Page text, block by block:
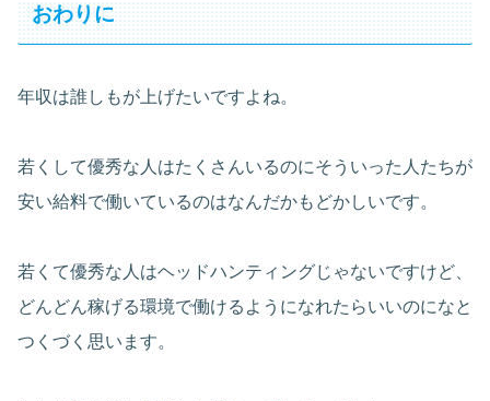
おわりに
年収は誰しもが上げたいですよね。
若くして優秀な人はたくさんいるのにそういった人たちが
安い給料で働いているのはなんだかもどかしいです。
若くて優秀な人はヘッドハンティングじゃないですけど、
どんどん稼げる環境で働けるようになれたらいいのになと
つくづく思います。